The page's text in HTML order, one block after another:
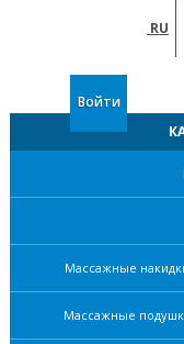
RU
Войти
Массажные
Массажные